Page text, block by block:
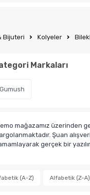
Bijuteri Kolyeler
Markaları
Gumush
mağazamız üzerinden
Şuan
gerçek bir
(A-Z) Alfabetik (Z-A)